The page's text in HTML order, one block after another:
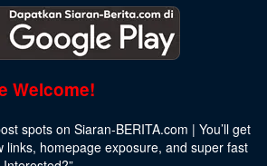
Welcome!
spots on Siaran-BERITA.com | You’ll get
links, homepage exposure, and super fast